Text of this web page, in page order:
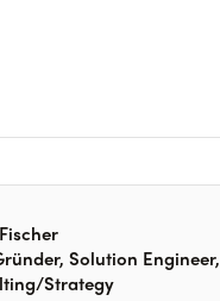
Solution Engineer,
Strategy